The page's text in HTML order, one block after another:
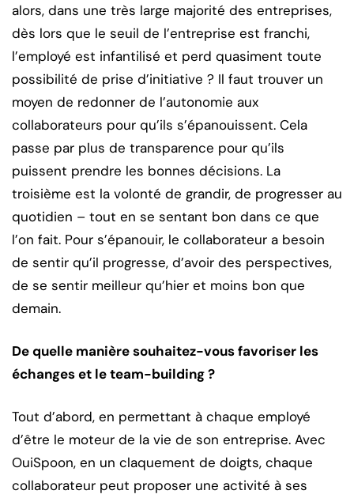
alors, dans une très large majorité des entreprises,
dès lors que le seuil de l’entreprise est franchi,
l’employé est infantilisé et perd quasiment toute
possibilité de prise d’initiative ? Il faut trouver un
moyen de redonner de l’autonomie aux
collaborateurs pour qu’ils s’épanouissent. Cela
passe par plus de transparence pour qu’ils
puissent prendre les bonnes décisions. La
troisième est la volonté de grandir, de progresser au
quotidien – tout en se sentant bon dans ce que
l’on fait. Pour s’épanouir, le collaborateur a besoin
de sentir qu’il progresse, d’avoir des perspectives,
de se sentir meilleur qu’hier et moins bon que
demain.
De quelle manière souhaitez-vous favoriser les
échanges et le team-building ?
Tout d’abord, en permettant à chaque employé
d’être le moteur de la vie de son entreprise. Avec
OuiSpoon, en un claquement de doigts, chaque
collaborateur peut proposer une activité à ses